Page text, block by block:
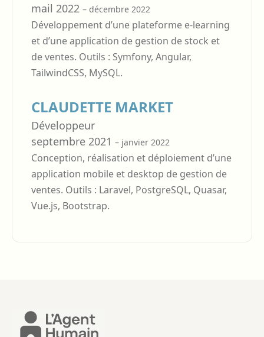
mail 2022 – décembre 2022
Développement d’une plateforme e-learning
et d’une application de gestion de stock et
de ventes. Outils : Symfony, Angular,
TailwindCSS, MySQL.
CLAUDETTE MARKET
Développeur
septembre 2021 – janvier 2022
Conception, réalisation et déploiement d’une
application mobile et desktop de gestion de
ventes. Outils : Laravel, PostgreSQL, Quasar,
Vue.js, Bootstrap.